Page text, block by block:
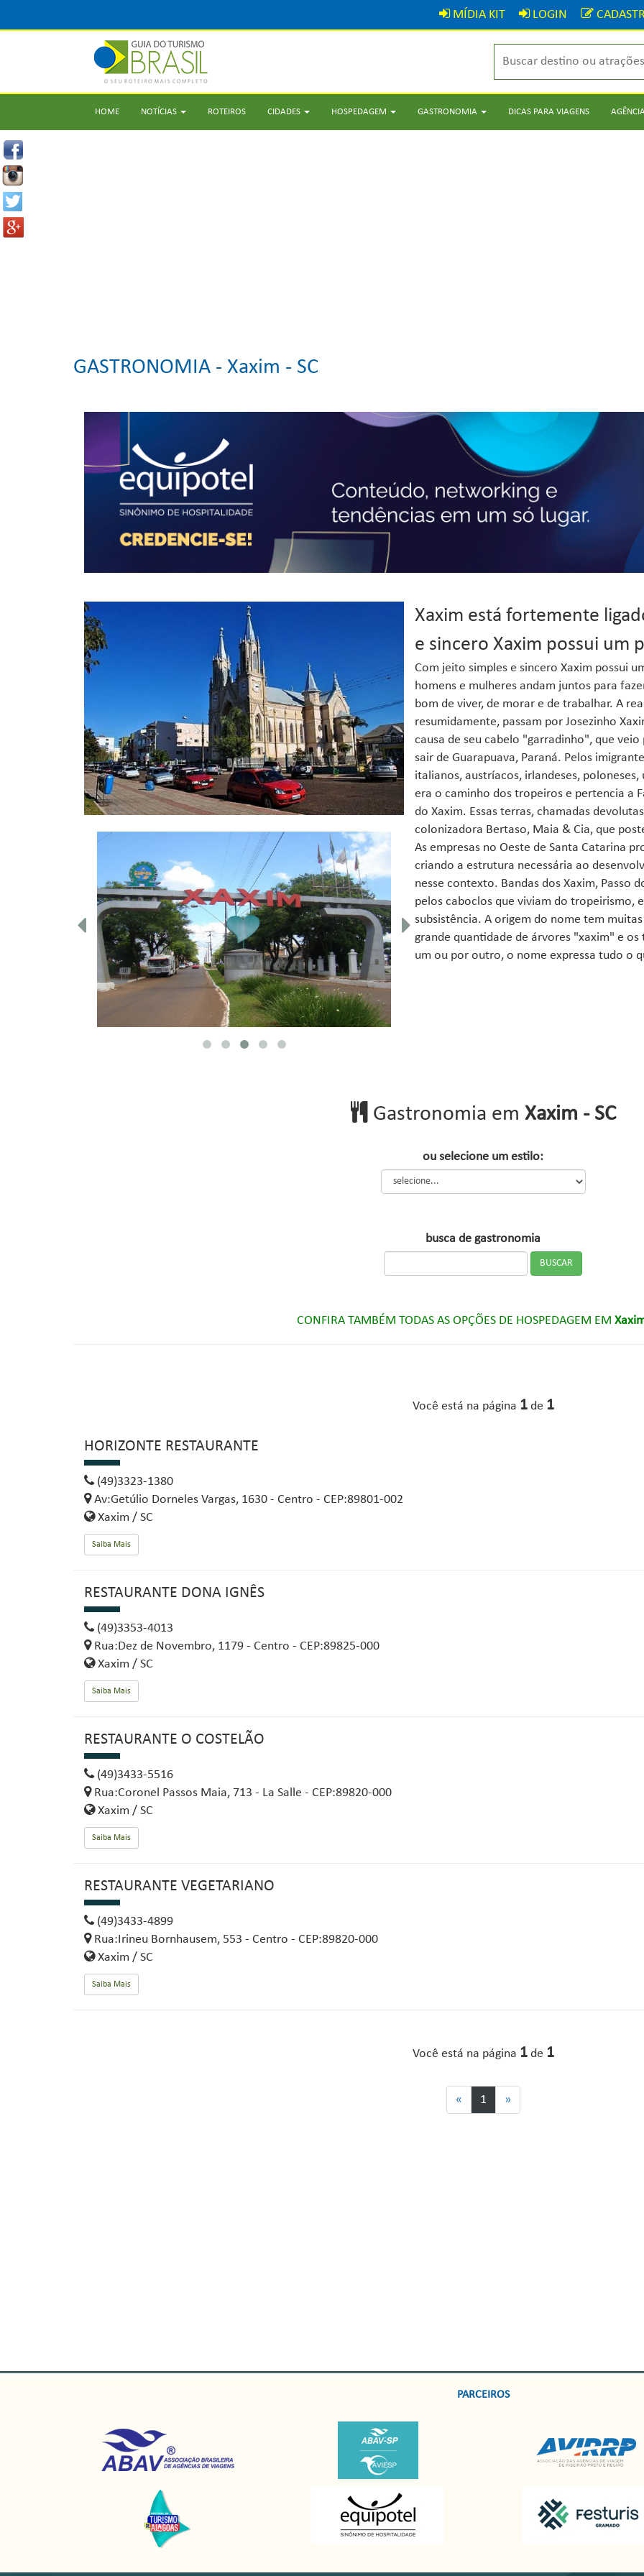
MÍDIA KIT LOGIN
HOME NOTÍCIAS ROTEIROS CIDADES HOSPEDAGEM GASTRONOMIA DICAS PARA VIAGENS
GASTRONOMIA - Xaxim - SC
Xaxim está fortemente
e sincero Xaxim possui um
Com jeito simples e sincero Xaxim possui
homens e mulheres andam juntos para
bom de viver, de morar e de trabalhar. A
resumidamente, passam por Josezinho
causa de seu cabelo "garradinho", que
sair de Guarapuava, Paraná. Pelos
italianos, austríacos, irlandeses,
era o caminho dos tropeiros e pertencia a
do Xaxim. Essas terras, chamadas
colonizadora Bertaso, Maia & Cia, que
As empresas no Oeste de Santa Catarina
criando a estrutura necessária ao
nesse contexto. Bandas dos Xaxim, Passo
pelos caboclos que viviam do tropeirismo,
subsistência. A origem do nome tem
grande quantidade de árvores "xaxim" e
um ou por outro, o nome expressa tudo o
Gastronomia em Xaxim - SC
ou selecione um estilo:
busca de gastronomia
CONFIRA TAMBÉM TODAS AS OPÇÕES DE HOSPEDAGEM EM
Você está na página 1de 1
HORIZONTE RESTAURANTE
(49)3323-1380
Av:Getúlio Dorneles Vargas, 1630 - Centro - CEP:89801-002
Xaxim / SC
Saiba Mais
RESTAURANTE DONA IGNÊS
(49)3353-4013
Rua:Dez de Novembro, 1179 - Centro - CEP:89825-000
Xaxim / SC
Saiba Mais
RESTAURANTE O COSTELÃO
(49)3433-5516
Rua:Coronel Passos Maia, 713 - La Salle - CEP:89820-000
Xaxim / SC
Saiba Mais
RESTAURANTE VEGETARIANO
(49)3433-4899
Rua:Irineu Bornhausem, 553 - Centro - CEP:89820-000
Xaxim / SC
Saiba Mais
Você está na página 1de 1
« 1 »
PARCEIROS